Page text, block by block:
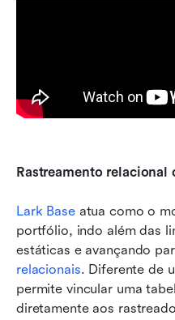
Rastreamento relacional
Lark Base atua como o
portfólio, indo além das
estáticas e avançando
relacionais. Diferente de
permite vincular uma
diretamente aos